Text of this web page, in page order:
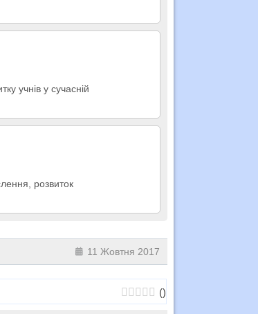
учнів у сучасній
розвиток
11 Жовтня 2017
()